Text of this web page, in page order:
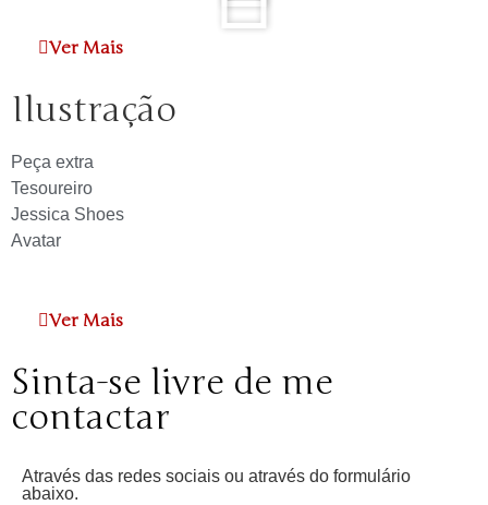
Ver Mais
Ilustração
Peça extra
Tesoureiro
Jessica Shoes
Avatar
Ver Mais
Sinta-se livre de me
contactar
Através das redes sociais ou através do formulário
abaixo.